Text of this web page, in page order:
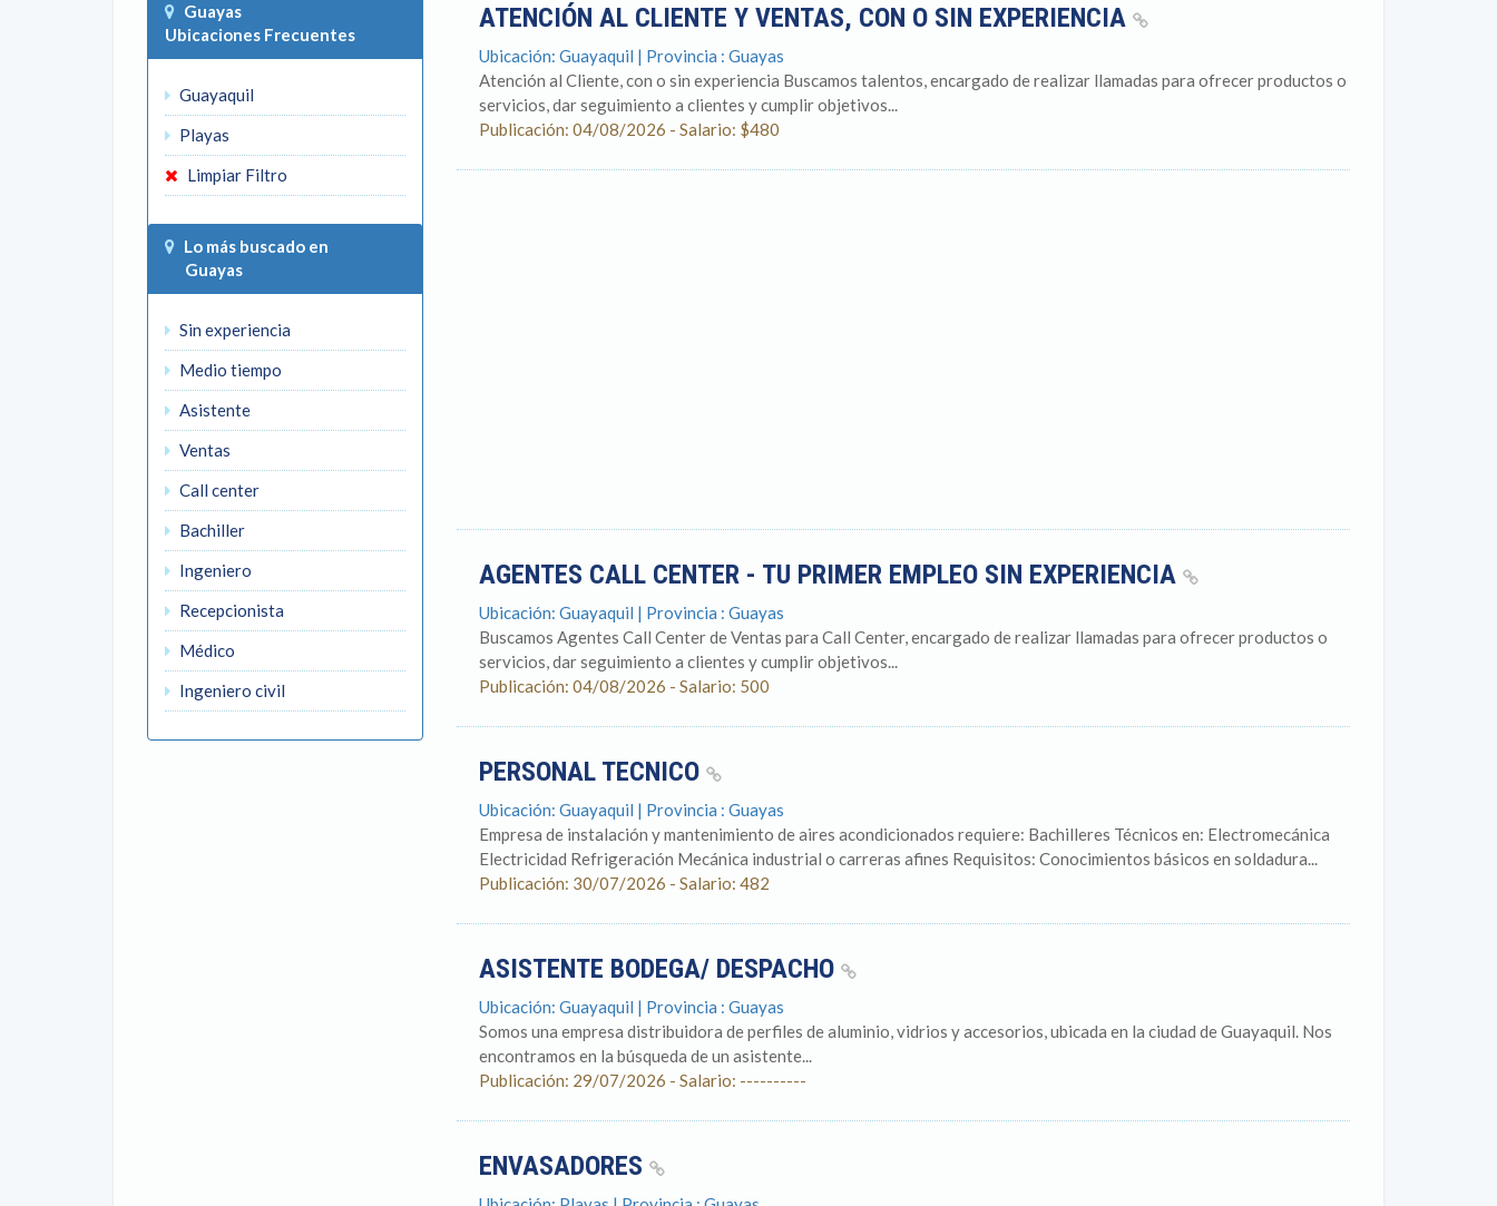
Guayas
Ubicaciones Frecuentes
Guayaquil
Playas
Limpiar Filtro
Lo más buscado en
Guayas
Sin experiencia
Medio tiempo
Asistente
Ventas
Call center
Bachiller
Ingeniero
Recepcionista
Médico
Ingeniero civil
ATENCIÓN AL CLIENTE Y VENTAS, CON O SIN EXPERIENCIA
Ubicación: Guayaquil | Provincia : Guayas
Atención al Cliente, con o sin experiencia Buscamos talentos, encargado de realizar llamadas para ofrecer productos o
servicios, dar seguimiento a clientes y cumplir objetivos...
Publicación: 04/08/2026 - Salario: $480
AGENTES CALL CENTER - TU PRIMER EMPLEO SIN EXPERIENCIA
Ubicación: Guayaquil | Provincia : Guayas
Buscamos Agentes Call Center de Ventas para Call Center, encargado de realizar llamadas para ofrecer productos o
servicios, dar seguimiento a clientes y cumplir objetivos...
Publicación: 04/08/2026 - Salario: 500
PERSONAL TECNICO
Ubicación: Guayaquil | Provincia : Guayas
Empresa de instalación y mantenimiento de aires acondicionados requiere: Bachilleres Técnicos en: Electromecánica
Electricidad Refrigeración Mecánica industrial o carreras afines Requisitos: Conocimientos básicos en soldadura...
Publicación: 30/07/2026 - Salario: 482
ASISTENTE BODEGA/ DESPACHO
Ubicación: Guayaquil | Provincia : Guayas
Somos una empresa distribuidora de perfiles de aluminio, vidrios y accesorios, ubicada en la ciudad de Guayaquil. Nos
encontramos en la búsqueda de un asistente...
Publicación: 29/07/2026 - Salario: ----------
ENVASADORES